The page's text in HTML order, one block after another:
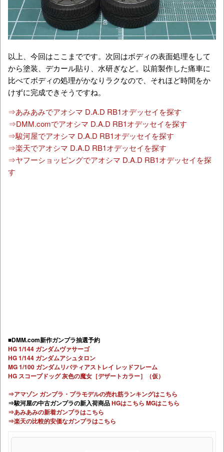
以上、今回はここまでです。次回はボディの表面処理をして
から塗装、デカール貼り、水研ぎなど。以前製作した痛車に
比べてボディの処理がかなりラクなので、それほど時間をか
けずに完成できそうですね。
⇒あみあみでアオシマ D.A.D RB1オデッセイを探す
⇒DMM.comでアオシマ D.A.D RB1オデッセイを探す
⇒駿河屋でアオシマ D.A.D RB1オデッセイを探す
⇒楽天でアオシマ D.A.D RB1オデッセイを探す
⇒ヤフーショッピングでアオシマ D.A.D RB1オデッセイを探
す
■DMM.com新作ガンプラ抽選予約
HG 1/144 ガンダムヴァサーゴ
HG 1/144 ガンダムアシュタロン
MG 1/100 ガンダムリバティアストレイ レッドフレーム
HG スコープドッグ 灰色の魔女［デザートカラー］（仮）
⇒アマゾン ガンプラ・プラモデルの売れ筋ランキングはこちら
⇒駿河屋の中古ガンプラの新入荷商品HGはこちら MGはこちら
⇒あみあみの新着ガンプラはこちら
⇒楽天の比較的安価なガンプラはこちら